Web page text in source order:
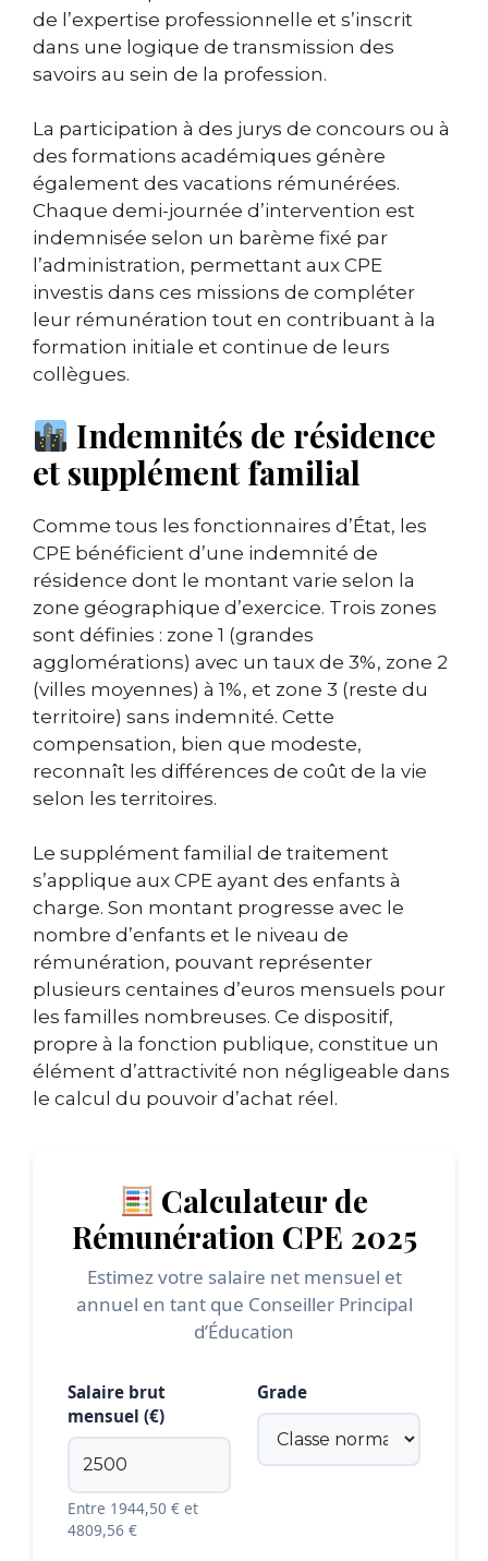
de l’expertise professionnelle et s’inscrit
dans une logique de transmission des
savoirs au sein de la profession.
La participation à des jurys de concours ou à
des formations académiques génère
également des vacations rémunérées.
Chaque demi-journée d’intervention est
indemnisée selon un barème fixé par
l’administration, permettant aux CPE
investis dans ces missions de compléter
leur rémunération tout en contribuant à la
formation initiale et continue de leurs
collègues.
Indemnités de résidence
et supplément familial
Comme tous les fonctionnaires d’État, les
CPE bénéficient d’une indemnité de
résidence dont le montant varie selon la
zone géographique d’exercice. Trois zones
sont définies : zone 1 (grandes
agglomérations) avec un taux de 3%, zone 2
(villes moyennes) à 1%, et zone 3 (reste du
territoire) sans indemnité. Cette
compensation, bien que modeste,
reconnaît les différences de coût de la vie
selon les territoires.
Le supplément familial de traitement
s’applique aux CPE ayant des enfants à
charge. Son montant progresse avec le
nombre d’enfants et le niveau de
rémunération, pouvant représenter
plusieurs centaines d’euros mensuels pour
les familles nombreuses. Ce dispositif,
propre à la fonction publique, constitue un
élément d’attractivité non négligeable dans
le calcul du pouvoir d’achat réel.
Calculateur de
Rémunération CPE 2025
Estimez votre salaire net mensuel et
annuel en tant que Conseiller Principal
d’Éducation
Salaire brut
mensuel (€)
Entre 1944,50 € et
4809,56 €
Grade